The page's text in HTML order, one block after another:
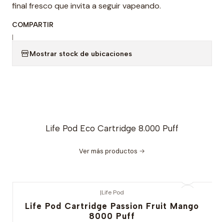
final fresco que invita a seguir vapeando.
COMPARTIR
|
Mostrar stock de ubicaciones
Life Pod Eco Cartridge 8.000 Puff
Ver más productos
|Life Pod
Life Pod Cartridge Passion Fruit Mango
8000 Puff